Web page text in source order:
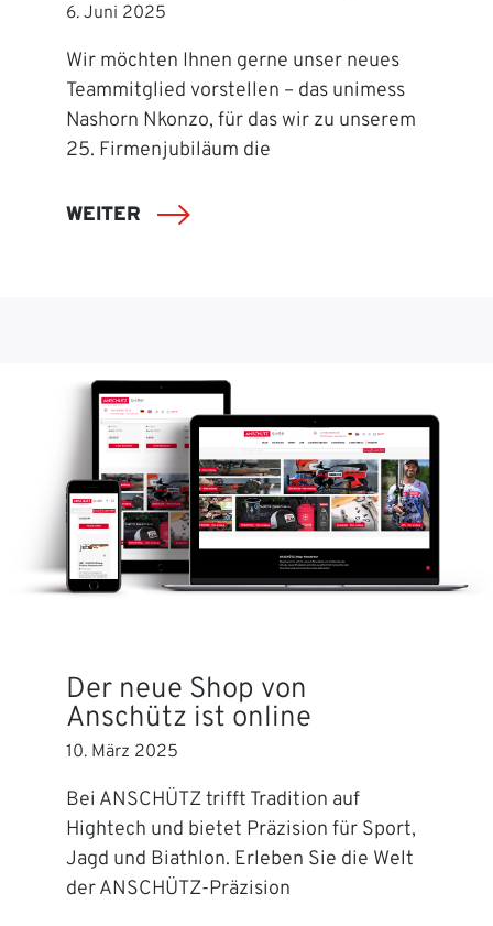
6. Juni 2025
Wir möchten Ihnen gerne unser neues
Teammitglied vorstellen – das unimess
Nashorn Nkonzo, für das wir zu unserem
25. Firmenjubiläum die
WEITER
Der neue Shop von
Anschütz ist online
10. März 2025
Bei ANSCHÜTZ trifft Tradition auf
Hightech und bietet Präzision für Sport,
Jagd und Biathlon. Erleben Sie die Welt
der ANSCHÜTZ-Präzision